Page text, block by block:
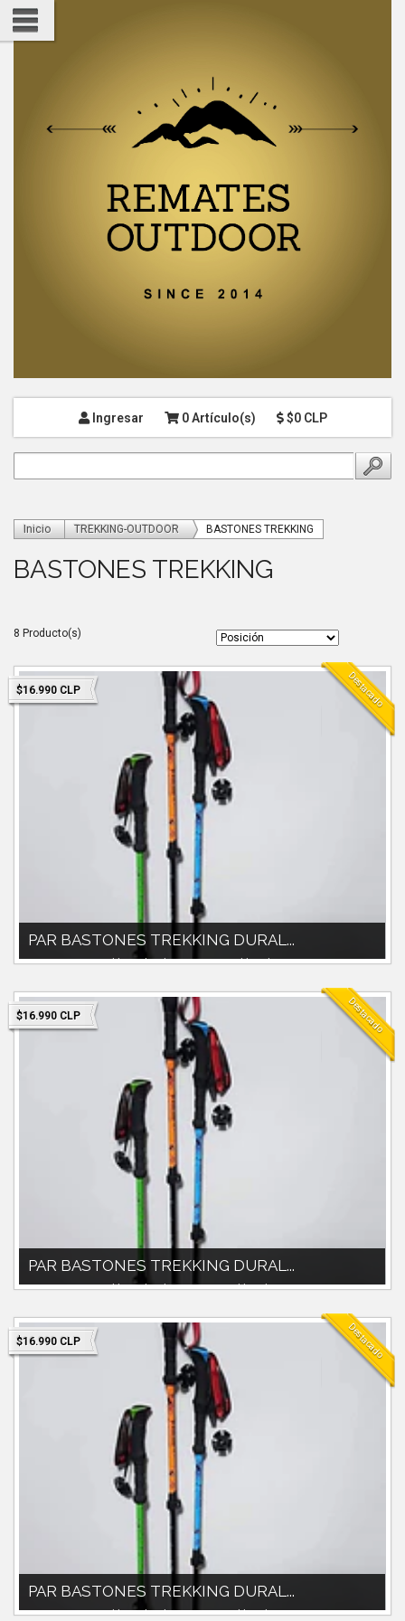
Ingresar 0 Artículo(s) $0 CLP
Inicio TREKKING-OUTDOOR BASTONES TREKKING
BASTONES TREKKING
8 Producto(s)
$16.990 CLP Destacado
PAR BASTONES TREKKING DURAL...
Par Bastones trekking duralumino. Extensibles de 60cm a
$16.990 CLP Destacado
PAR BASTONES TREKKING DURAL...
Par Bastones trekking duralumino.Extensibles de 60cm a
$16.990 CLP Destacado
PAR BASTONES TREKKING DURAL...
Par Bastones trekking duralumino.Extensibles de 60cm a